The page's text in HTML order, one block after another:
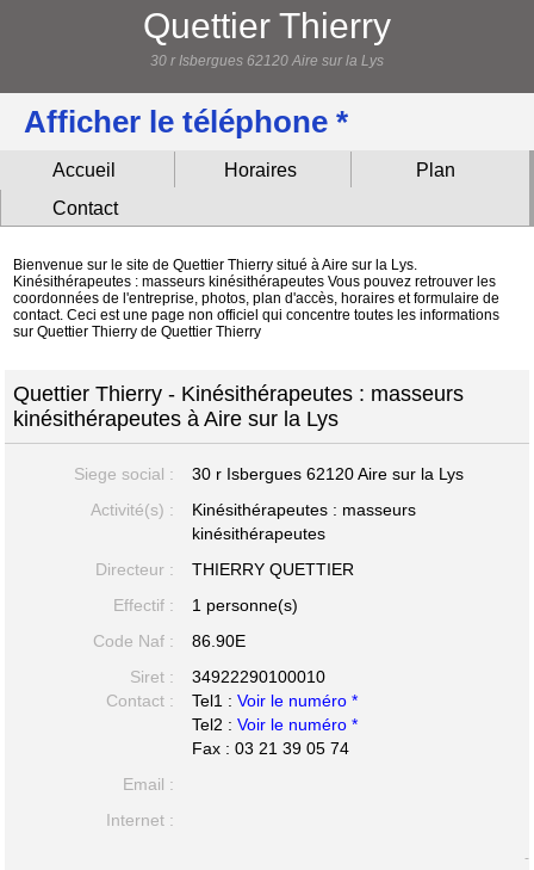
Quettier Thierry
30 r Isbergues 62120 Aire sur la Lys
Afficher le téléphone *
Accueil Horaires
Plan
Contact
Bienvenue sur le site de Quettier Thierry situé à Aire sur la Lys.
Kinésithérapeutes : masseurs kinésithérapeutes Vous pouvez retrouver les
coordonnées de l'entreprise, photos, plan d'accès, horaires et formulaire de
contact. Ceci est une page non officiel qui concentre toutes les informations
sur Quettier Thierry de Quettier Thierry
Quettier Thierry - Kinésithérapeutes : masseurs
kinésithérapeutes à Aire sur la Lys
Siege social : 30 r Isbergues62120 Aire sur la Lys
Activité(s) :
Kinésithérapeutes : masseurs
kinésithérapeutes
Directeur :
THIERRY QUETTIER
Effectif :
1 personne(s)
Code Naf :
86.90E
Siret :
34922290100010
Contact :
Tel1 :Voir le numéro *
Tel2 :Voir le numéro *
Fax : 03 21 39 05 74
Email :
Internet :
-